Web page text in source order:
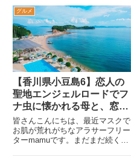
グルメ
【香川県小豆島6】恋人の
聖地エンジェルロードでフ
ナ虫に懐かれる母と、窓か
ら絶景が見える小豆島国際
ホテルでの2018年08月思
い出旅
皆さんこんにちは、最近マスクで
お肌が荒れがちなアラサーフリー
ターmamuです。まだまだ続く